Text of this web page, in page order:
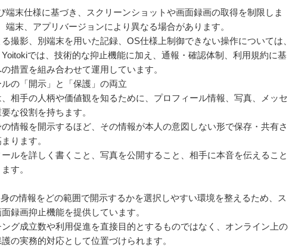
端末仕様に基づき、スクリーンショットや画面録画の取得を制限しま
端末、アプリバージョンにより異なる場合があります。
撮影、別端末を用いた記録、OS仕様上制御できない操作については、
では、技術的な抑止機能に加え、通報・確認体制、利用規約に基
措置を組み合わせて運用しています。
の「開示」と「保護」の両立
相手の人柄や価値観を知るために、プロフィール情報、写真、メッセ
な役割を持ちます。
情報を開示するほど、その情報が本人の意図しない形で保存・共有さ
ります。
ルを詳しく書くこと、写真を公開すること、相手に本音を伝えること
す。
の情報をどの範囲で開示するかを選択しやすい環境を整えるため、ス
録画抑止機能を提供しています。
グ成立数や利用促進を直接目的とするものではなく、オンライン上の
の実務的対応として位置づけられます。